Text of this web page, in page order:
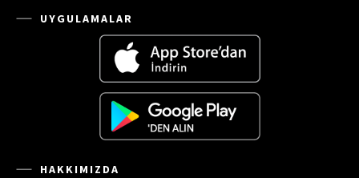
UYGULAMALAR
HAKKIMIZDA